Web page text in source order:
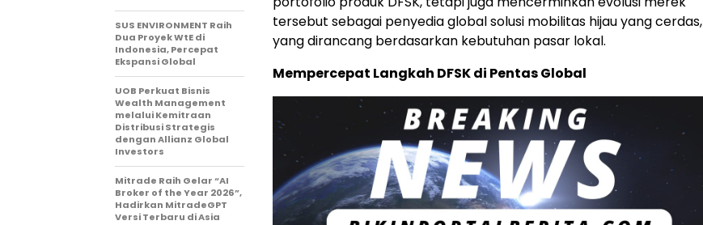
tersebut sebagai penyedia global solusi mobilitas hijau yang cerdas,
yang dirancang berdasarkan kebutuhan pasar lokal.
Mempercepat Langkah DFSK di Pentas Global
SUS ENVIRONMENT Raih
Dua Proyek WtE di
Indonesia, Percepat
Ekspansi Global
UOB Perkuat Bisnis
Wealth Management
melalui Kemitraan
Distribusi Strategis
dengan Allianz Global
Investors
Mitrade Raih Gelar “AI
Broker of the Year 2026”,
Hadirkan MitradeGPT
Versi Terbaru di Asia